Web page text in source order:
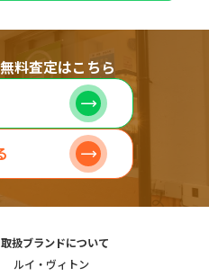
料査定はこちら
取扱ブランドについて
ルイ・ヴィトン